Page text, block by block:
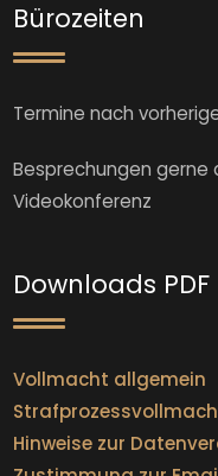
Bürozeiten
Termine nach
Besprechungen
Videokonferenz
Downloads PDF
Vollmacht allgemein
Hinweise zur